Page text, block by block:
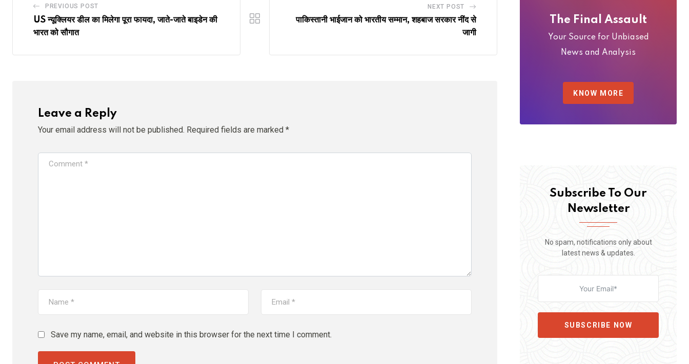
PREVIOUS POST
US न्यूक्लियर डील का मिलेगा पूरा फायदा, जाते-जाते बाइडेन की
भारत को सौगात
NEXT POST
पाकिस्तानी भाईजान को भारतीय सम्मान, शहबाज सरकार नींद से
जागी
Leave a Reply
Your email address will not be published. Required fields are marked *
Save my name, email, and website in this browser for the next time I comment.
The Final Assault
Your Source for Unbiased
News and Analysis
KNOW MORE
Subscribe To Our
Newsletter
No spam, notifications only about
latest news & updates.
SUBSCRIBE NOW